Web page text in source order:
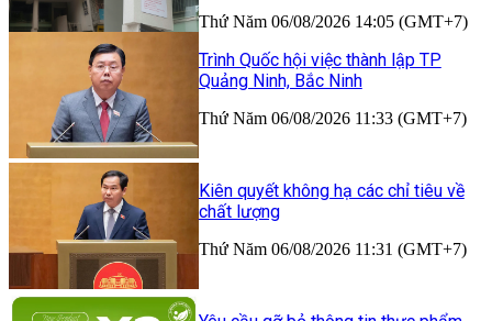
Thứ Năm 06/08/2026 14:05 (GMT+7)
Trình Quốc hội việc thành lập TP
Quảng Ninh, Bắc Ninh
Thứ Năm 06/08/2026 11:33 (GMT+7)
Kiên quyết không hạ các chỉ tiêu về
chất lượng
Thứ Năm 06/08/2026 11:31 (GMT+7)